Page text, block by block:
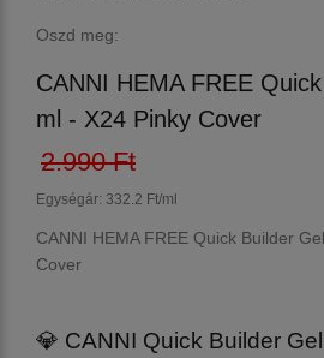
Oszd meg:
CANNI HEMA FREE
ml - X24 Pinky Cover
2.990 Ft
Egységár: 332.2 Ft/ml
CANNI HEMA FREE Quick Builder
Cover
💎 CANNI Quick Builder